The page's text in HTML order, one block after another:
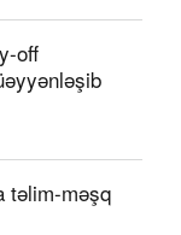
off
təlim-məşq